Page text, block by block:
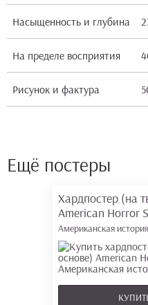
Насыщенность и глубина
На пределе восприятия
Рисунок и фактура
Ещё постеры
Хардпостер (на
American Horror
Американская